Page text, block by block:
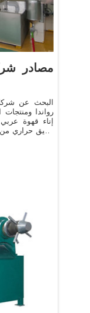
مصادر
البحث عن
رواندا
إبريق حراري من